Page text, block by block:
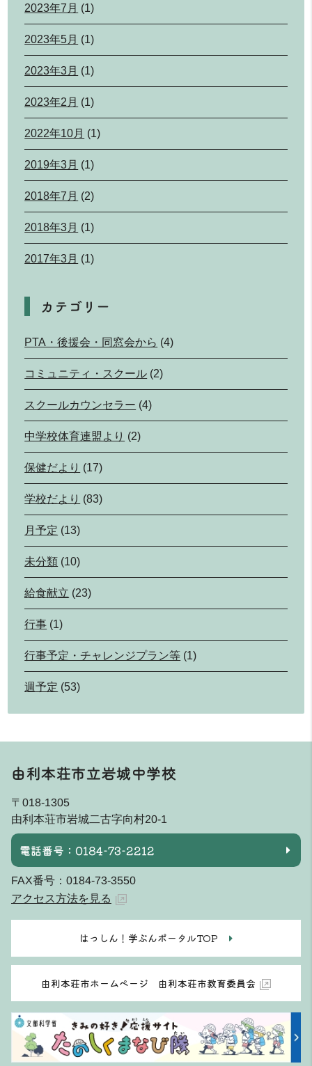
2023年7月 (1)
2023年5月 (1)
2023年3月 (1)
2023年2月 (1)
2022年10月 (1)
2019年3月 (1)
2018年7月 (2)
2018年3月 (1)
2017年3月 (1)
カテゴリー
PTA・後援会・同窓会から (4)
コミュニティ・スクール (2)
スクールカウンセラー (4)
中学校体育連盟より (2)
保健だより (17)
学校だより (83)
月予定 (13)
未分類 (10)
給食献立 (23)
行事 (1)
行事予定・チャレンジプラン等 (1)
週予定 (53)
由利本荘市立岩城中学校
〒018-1305
由利本荘市岩城二古字向村20-1
電話番号：0184-73-2212
FAX番号：0184-73-3550
アクセス方法を見る
はっしん！学ぶんポータルTOP
由利本荘市ホームページ 由利本荘市教育委員会